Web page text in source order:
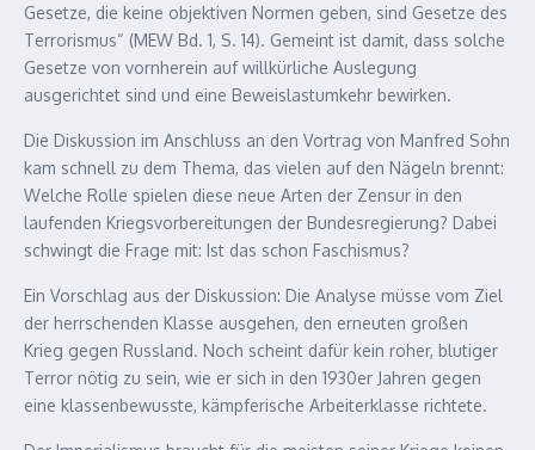
Gesetze, die keine objektiven Normen geben, sind Gesetze des
Terrorismus“ (MEW Bd. 1, S. 14). Gemeint ist damit, dass solche
Gesetze von vornherein auf willkürliche Auslegung
ausgerichtet sind und eine Beweislastumkehr bewirken.
Die Diskussion im Anschluss an den Vortrag von Manfred Sohn
kam schnell zu dem Thema, das vielen auf den Nägeln brennt:
Welche Rolle spielen diese neue Arten der Zensur in den
laufenden Kriegsvorbereitungen der Bundesregierung? Dabei
schwingt die Frage mit: Ist das schon Faschismus?
Ein Vorschlag aus der Diskussion: Die Analyse müsse vom Ziel
der herrschenden Klasse ausgehen, den erneuten großen
Krieg gegen Russland. Noch scheint dafür kein roher, blutiger
Terror nötig zu sein, wie er sich in den 1930er Jahren gegen
eine klassenbewusste, kämpferische Arbeiterklasse richtete.